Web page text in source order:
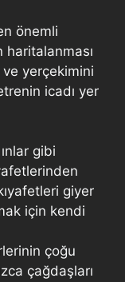
önemli
haritalanması
ve yerçekimini
icadı yer
gibi
giyer
için kendi
çoğu
çağdaşları